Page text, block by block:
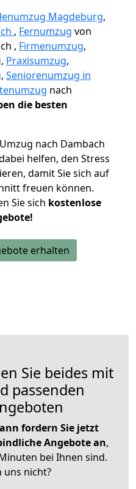
Magdeburg,
, Fernumzug von
, Firmenumzug,
, Praxisumzug,
, Seniorenumzug in
nach
die besten
nach Dambach
helfen, den Stress
damit Sie sich auf
freuen können.
Sie sich kostenlose
erhalten
Sie beides mit
passenden
fordern Sie jetzt
Angebote an,
bei Ihnen sind.
uns nicht?